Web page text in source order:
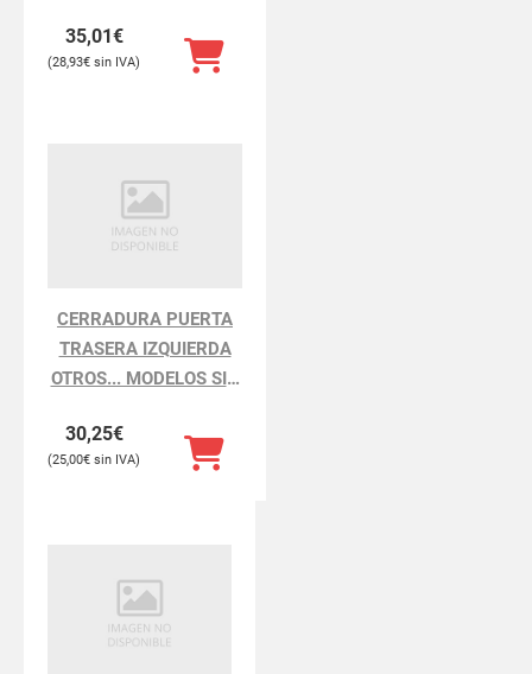
35,01€
28,93€
CERRADURA PUERTA
TRASERA IZQUIERDA
OTROS... MODELOS SIN
30,25€
25,00€